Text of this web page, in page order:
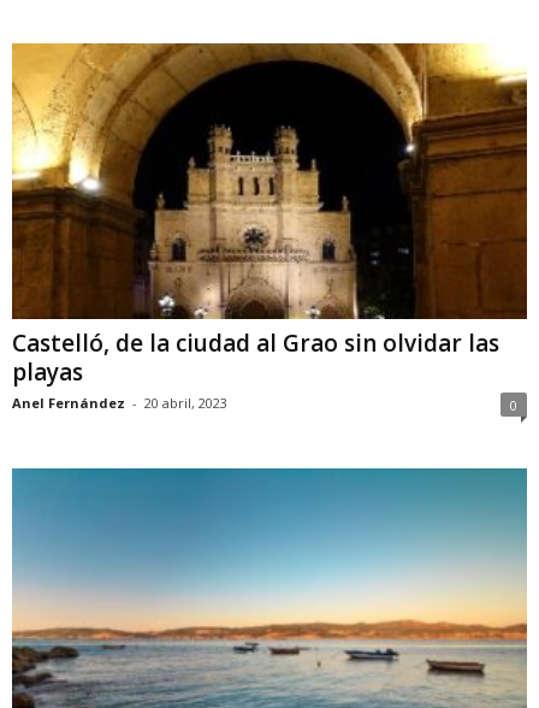
Castelló, de la ciudad al Grao sin olvidar las
playas
Anel Fernández - 20 abril, 2023 0